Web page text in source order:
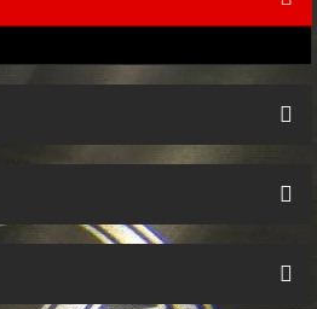
yorumu siz yapın!